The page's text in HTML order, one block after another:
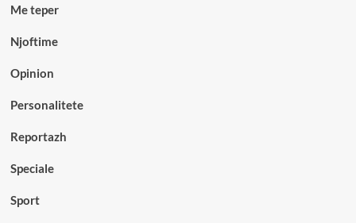
Me teper
Njoftime
Opinion
Personalitete
Reportazh
Speciale
Sport